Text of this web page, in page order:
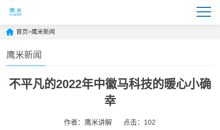
首页>鹰米新闻
鹰米新闻
不平凡的2022年中徽马科技的暖心小确
幸
作者：鹰米讲解
点击：102